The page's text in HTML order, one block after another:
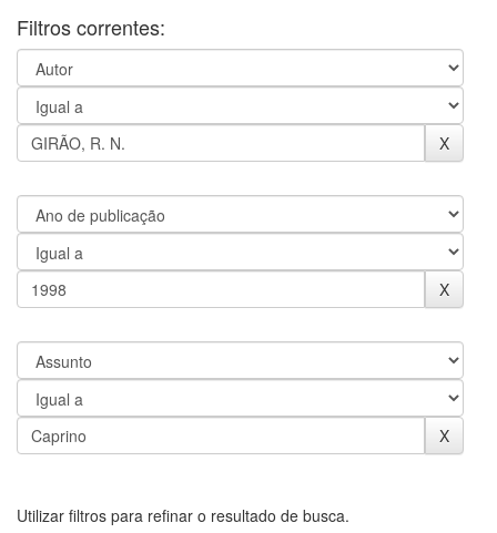
Filtros correntes:
Utilizar filtros para refinar o resultado de busca.